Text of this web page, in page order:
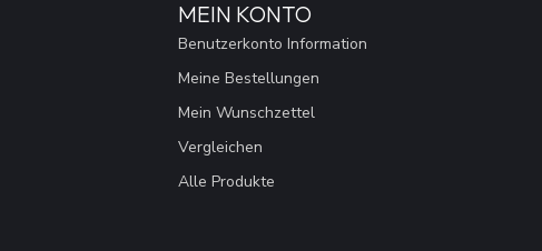
MEIN KONTO
Benutzerkonto Information
Meine Bestellungen
Mein Wunschzettel
Vergleichen
Alle Produkte